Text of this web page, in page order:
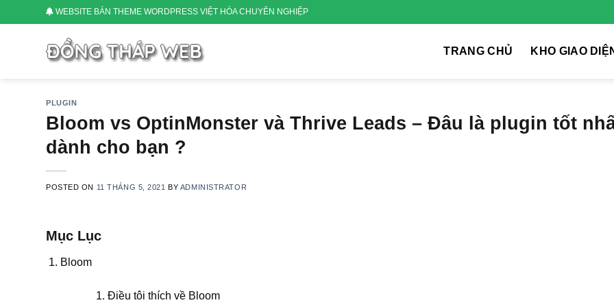
to
WEBSITE BÁN THEME WORDPRESS VIỆT HÓA CHUYÊN NGHIỆP
TRANG CHỦ KHO GIAO
PLUGIN
Bloom vs OptinMonster và Thrive Leads – Đâu là plugin tốt
dành cho bạn ?
POSTED ON 11 THÁNG 5, 2021 BY ADMINISTRATOR
Mục Lục
Bloom
Điều tôi thích về Bloom